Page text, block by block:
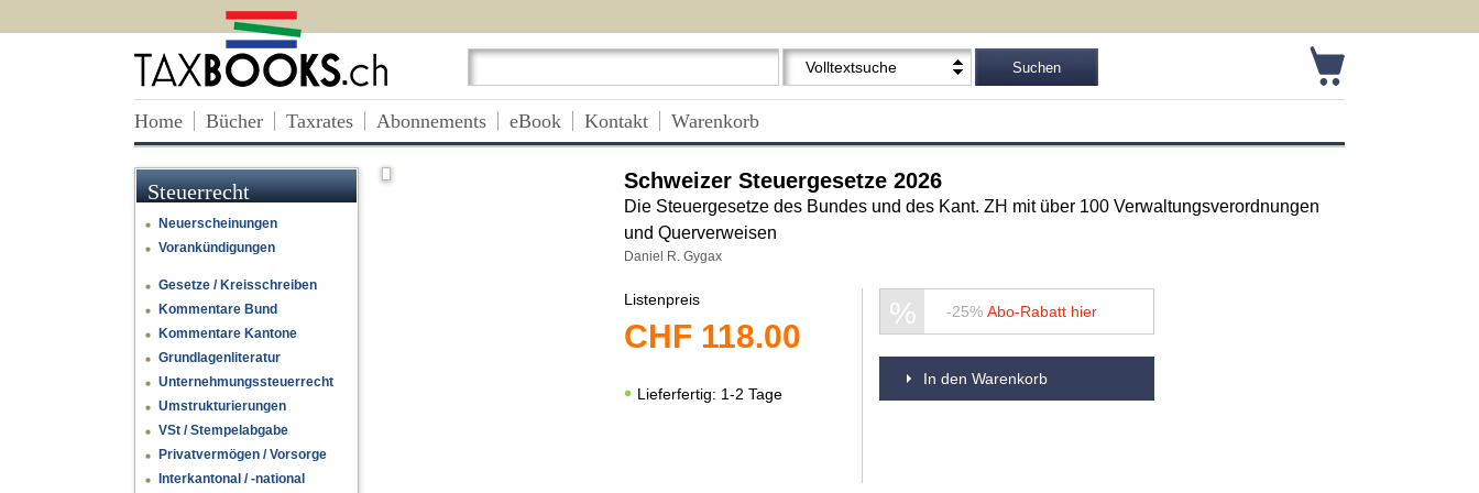
Volltextsuche
Home Bücher Taxrates Abonnements eBook Kontakt Warenkorb
Steuerrecht
Neuerscheinungen
Vorankündigungen
Gesetze / Kreisschreiben
Kommentare Bund
Kommentare Kantone
Grundlagenliteratur
Unternehmungssteuerrecht
Umstrukturierungen
VSt / Stempelabgabe
Privatvermögen / Vorsorge
Interkantonal / -national
Schweizer Steuergesetze 2026
Die Steuergesetze des Bundes und des Kant. ZH mit über 100 Verwaltungsverordnungen
und Querverweisen
Daniel R. Gygax
Listenpreis
CHF 118.00
Lieferfertig: 1-2 Tage
% -25% Abo-Rabatt hier
In den Warenkorb